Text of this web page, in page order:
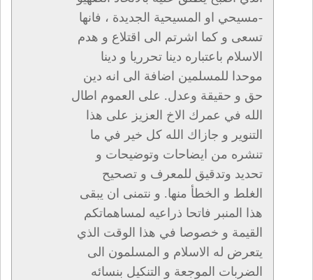
-مسيحي او المسيحية الجديدة ، فانها
تسعى و كما اشرتم الى اقتلاع و هدم
الاسلام باعتباره دينا تحرريا و دينا
موحدا للمسلمين اضافة الى انه دين
حق و حقيقة وعدل. على العموم اطال
الله في عمرك الاخ العزيز على هذا
التنوير و جازاك الله كل خير في ما
تنشره من ايضاحات وتوضيحات و
تحديد وتدقيق للمعرف و تصحيح
الغلط و الخطأ منها. و نتمنى ان يبقى
هذا المنبر فاتحا ذراعيه لمساهماتكم
القيمة و خصوصا في هذا الوقت الذي
يتعرض له الاسلام و المسلمون الى
الضربات الموجعة و التنكيل بنسائه